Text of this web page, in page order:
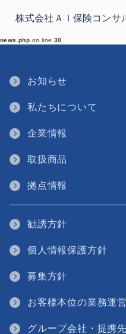
株式会社ＡＩ保険コンサ
Warning: Undefined variable
news.php on line 30
お知らせ
私たちについて
企業情報
取扱商品
拠点情報
勧誘方針
個人情報保護方針
募集方針
お客様本位の業務運
グループ会社・提携先